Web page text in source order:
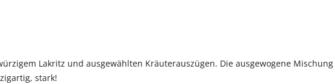
Lakritz und ausgewählten Kräuterauszügen. Die ausgewogene
stark!